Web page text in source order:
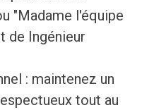
"Madame l'équipe
de Ingénieur
: maintenez un
tout au